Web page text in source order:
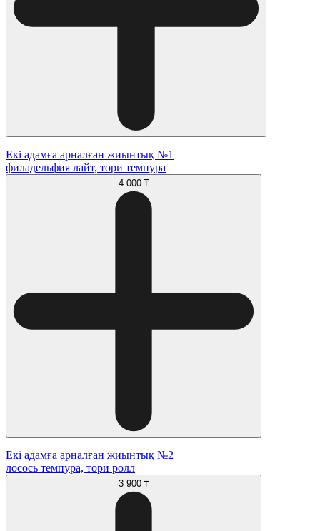
Екі адамға арналған жиынтық №1
филадельфия лайт, тори темпура
4 000 ₸
Екі адамға арналған жиынтық №2
лосось темпура, тори ролл
3 900 ₸